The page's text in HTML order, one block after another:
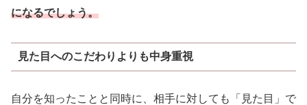
になるでしょう。
見た目へのこだわりよりも中身重視
自分を知ったことと同時に、相手に対しても「見た目」で